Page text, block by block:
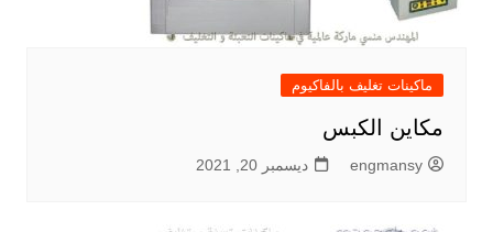
ماكينات تغليف بالفاكيوم
مكاين الكبس
engmansy ديسمبر 20, 2021